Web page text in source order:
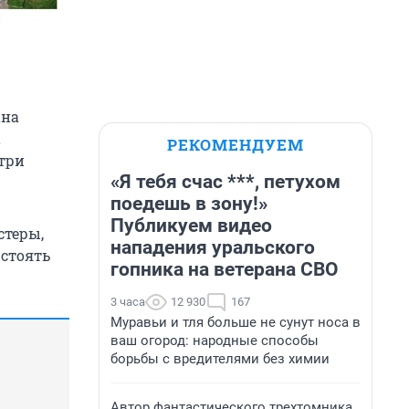
РЕКОМЕНДУЕМ
«Я тебя счас ***, петухом
поедешь в зону!»
Публикуем видео
нападения уральского
гопника на ветерана СВО
3 часа 12 930 167
Муравьи и тля больше не сунут носа в
ваш огород: народные способы
борьбы с вредителями без химии